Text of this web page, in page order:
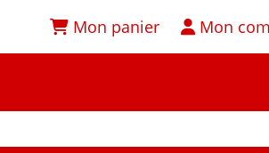
Mon panier Mon